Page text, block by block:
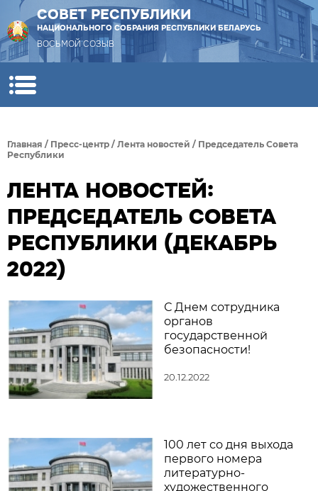
СОВЕТ РЕСПУБЛИКИ
НАЦИОНАЛЬНОГО СОБРАНИЯ РЕСПУБЛИКИ БЕЛАРУСЬ
ВОСЬМОЙ СОЗЫВ
Главная / Пресс-центр / Лента новостей / Председатель Совета
Республики
ЛЕНТА НОВОСТЕЙ:
ПРЕДСЕДАТЕЛЬ СОВЕТА
РЕСПУБЛИКИ (ДЕКАБРЬ
2022)
С Днем сотрудника
органов
государственной
безопасности!
20.12.2022
100 лет со дня выхода
первого номера
литературно-
художественного